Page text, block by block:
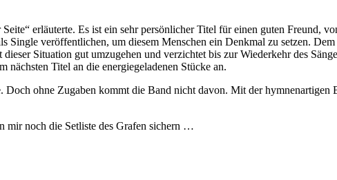
erläuterte. Es ist ein sehr persönlicher Titel für einen guten Freund,
veröffentlichen, um diesem Menschen ein Denkmal zu setzen.
Situation gut umzugehen und verzichtet bis zur Wiederkehr des
Titel an die energiegeladenen Stücke an.
ohne Zugaben kommt die Band nicht davon. Mit der hymnenartigen
mir noch die Setliste des Grafen sichern …